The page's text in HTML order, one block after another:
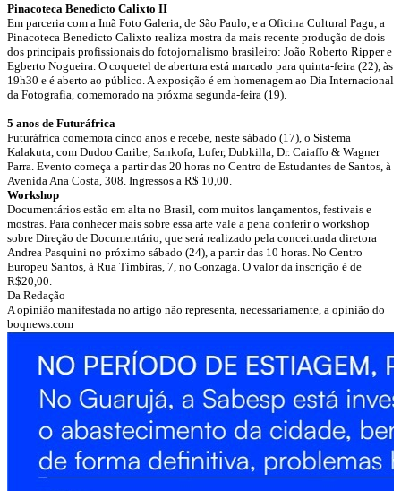
Pinacoteca Benedicto Calixto II
Em parceria com a Imã Foto Galeria, de São Paulo, e a Oficina Cultural Pagu, a
Pinacoteca Benedicto Calixto realiza mostra da mais recente produção de dois
dos principais profissionais do fotojornalismo brasileiro: João Roberto Ripper e
Egberto Nogueira. O coquetel de abertura está marcado para quinta-feira (22), às
19h30 e é aberto ao público. A exposição é em homenagem ao Dia Internacional
da Fotografia, comemorado na próxma segunda-feira (19).
5 anos de Futuráfrica
Futuráfrica comemora cinco anos e recebe, neste sábado (17), o Sistema
Kalakuta, com Dudoo Caribe, Sankofa, Lufer, Dubkilla, Dr. Caiaffo & Wagner
Parra. Evento começa a partir das 20 horas no Centro de Estudantes de Santos, à
Avenida Ana Costa, 308. Ingressos a R$ 10,00.
Workshop
Documentários estão em alta no Brasil, com muitos lançamentos, festivais e
mostras. Para conhecer mais sobre essa arte vale a pena conferir o workshop
sobre Direção de Documentário, que será realizado pela conceituada diretora
Andrea Pasquini no próximo sábado (24), a partir das 10 horas. No Centro
Europeu Santos, à Rua Timbiras, 7, no Gonzaga. O valor da inscrição é de
R$20,00.
Da Redação
A opinião manifestada no artigo não representa, necessariamente, a opinião do
boqnews.com